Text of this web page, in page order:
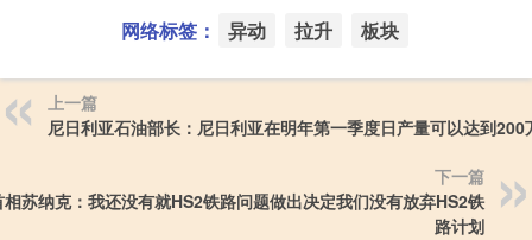
网络标签： 异动 拉升 板块
上一篇
尼日利亚石油部长：尼日利亚在明年第一季度日产量可以达到200
下一篇
苏纳克：我还没有就HS2铁路问题做出决定我们没有放弃HS2铁
路计划